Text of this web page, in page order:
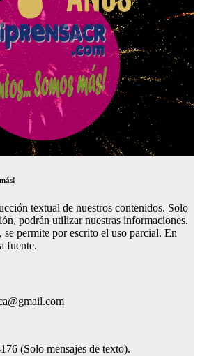
textual de nuestros contenidos. Solo
podrán utilizar nuestras informaciones.
se permite por escrito el uso parcial. En
fuente.
(Solo mensajes de texto).